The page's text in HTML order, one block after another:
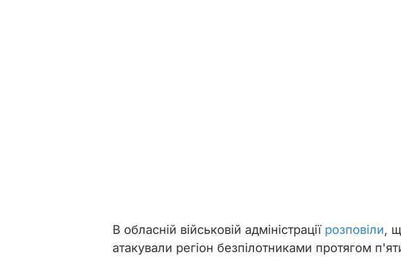
В обласній військовій адміністрації розповіли,
атакували регіон безпілотниками протягом